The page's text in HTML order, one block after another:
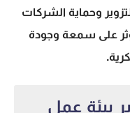
وحماية الشركات
على سمعة وجودة
بيئة عمل